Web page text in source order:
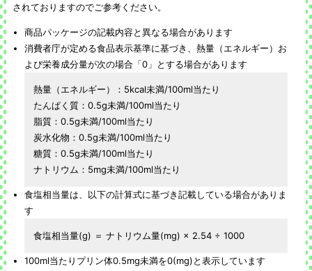
されておりますのでご参考ください。
商品パッケージの記載内容と異なる場合があります
消費者庁が定める食品表示基準に基づき、熱量（エネルギー）お
よび栄養成分量が次の場合「0」とする場合があります
熱量（エネルギー）：5kcal未満/100ml当たり
たんぱく質：0.5g未満/100ml当たり
脂質：0.5g未満/100ml当たり
炭水化物：0.5g未満/100ml当たり
糖質：0.5g未満/100ml当たり
ナトリウム：5mg未満/100ml当たり
食塩相当量は、以下の計算式に基づき記載している場合がありま
す
食塩相当量(g) ＝ ナトリウム量(mg) × 2.54 ÷ 1000
100ml当たりプリン体0.5mg未満を0(mg)と表示しています